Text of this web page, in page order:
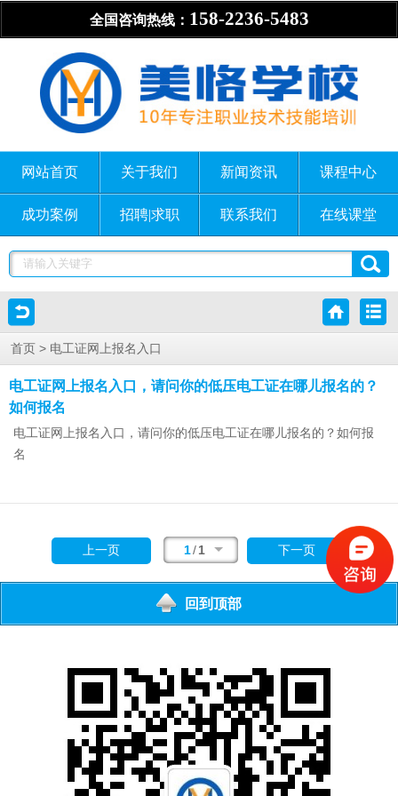
全国咨询热线： 158-2236-5483
网站首页 关于我们 新闻资讯 课程中心
成功案例 招聘|求职 联系我们 在线课堂
首页 > 电工证网上报名入口
电工证网上报名入口，请问你的低压电工证在哪儿报名的？
如何报名
电工证网上报名入口，请问你的低压电工证在哪儿报名的？如何报
名
上一页 1/1
下一页
一
回到顶部